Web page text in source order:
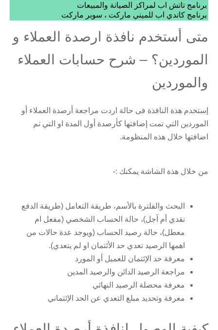
برنامج تاتش اب لمراكز الصيانة والمبيعات
برنامج كاندي اب للميني ماركت ، سوبر ماركت
متى أستخدم نافذة ارصدة العملاء و
الموردين؟ – شرح حسابات العملاء
والموردين
إستخدم هذة النافذة فى حالة اردت مراجعة أرصدة العملاء أو
الموردين التي تمت إضافتها كأرصدة أول المدة او التي تم
اضافتها خلال هذه المنظومة.
من خلال هذة الشاشة يمكنك :-
البحث والفلترة بالأسم، طريقة التعامل (طريقة الدفع
نقدي أم آجل)، حالة الحساب الشخصي (مفعل ام
معطل)، حالة رصيد الحساب (ويوجد عدة حالات من
اهمها الرصيد تعدي حد الأئتمان او لم يتعدي).
معرفة حد الإئتمان للعميل أو المورد
مراجعة الرصيد الدائن والرصيد المدين
معرفة محصلة الرصيد النهائي
معرفة وتحديد مبلغ التعدي عن الحد الإئتماني